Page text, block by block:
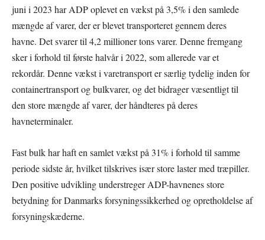
juni i 2023 har ADP oplevet en vækst på 3,5% i den samlede
mængde af varer, der er blevet transporteret gennem deres
havne. Det svarer til 4,2 millioner tons varer. Denne fremgang
sker i forhold til første halvår i 2022, som allerede var et
rekordår. Denne vækst i varetransport er særlig tydelig inden for
containertransport og bulkvarer, og det bidrager væsentligt til
den store mængde af varer, der håndteres på deres
havneterminaler.
Fast bulk har haft en samlet vækst på 31% i forhold til samme
periode sidste år, hvilket tilskrives især store laster med træpiller.
Den positive udvikling understreger ADP-havnenes store
betydning for Danmarks forsyningssikkerhed og opretholdelse af
forsyningskæderne.